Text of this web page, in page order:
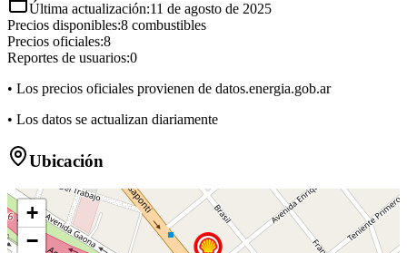
Última actualización:11 de agosto de 2025
Precios disponibles:8 combustibles
Precios oficiales:8
Reportes de usuarios:0
• Los precios oficiales provienen de datos.energia.gob.ar
• Los datos se actualizan diariamente
Ubicación
+
−